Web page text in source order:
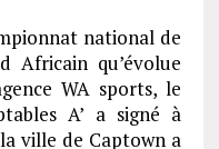
national de
Africain qu’évolue
WA sports, le
A’ a signé à
ville de Captown a